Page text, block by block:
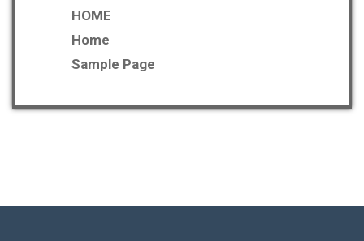
HOME
Home
Sample Page